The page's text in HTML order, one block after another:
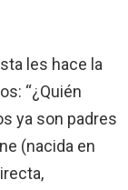
les hace la
“¿Quién
ya son padres
(nacida en